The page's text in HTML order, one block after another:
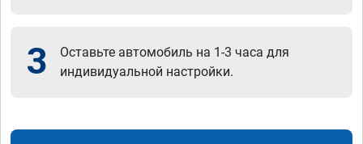
3
Оставьте автомобиль на 1-3 часа для
индивидуальной настройки.